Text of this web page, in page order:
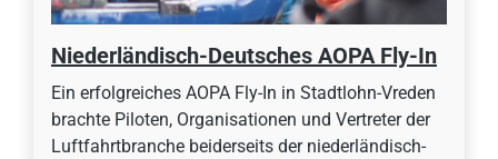
Niederländisch-Deutsches AOPA Fly-In
Ein erfolgreiches AOPA Fly-In in Stadtlohn-Vreden
brachte Piloten, Organisationen und Vertreter der
Luftfahrtbranche beiderseits der niederländisch-